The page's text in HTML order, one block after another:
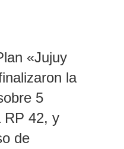
confirmó
Julio de Vido
de
senadora K
debate de
tener una
campos a
«Jujuy
la
5
RP 42, y
de